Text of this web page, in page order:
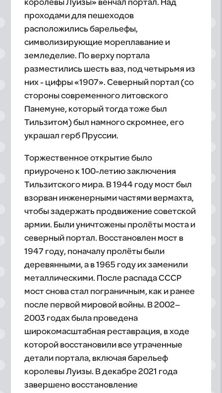
королевы Луизы» венчал портал. Над
проходами для пешеходов
расположились барельефы,
символизирующие мореплавание и
земледелие. По верху портала
разместились шесть ваз, под четырьмя из
них - цифры «1907». Северный портал (со
стороны современного литовского
Панемуне, который тогда тоже был
Тильзитом) был намного скромнее, его
украшал герб Пруссии.
Торжественное открытие было
приурочено к 100-летию заключения
Тильзитского мира. В 1944 году мост был
взорван инженерными частями вермахта,
чтобы задержать продвижение советской
армии. Были уничтожены пролёты моста и
северный портал. Восстановлен мост в
1947 году, поначалу пролёты были
деревянными, а в 1965 году их заменили
металлическими. После распада СССР
мост снова стал пограничным, как и ранее
после первой мировой войны. В 2002–
2003 годах была проведена
широкомасштабная реставрация, в ходе
которой восстановили все утраченные
детали портала, включая барельеф
королевы Луизы. В декабре 2021 года
завершено восстановление